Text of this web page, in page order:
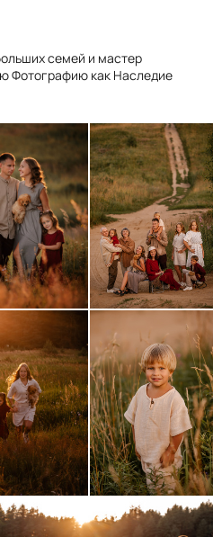
семей и мастер
Фотографию как Наследие